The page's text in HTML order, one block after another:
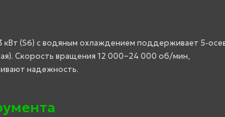
кВт (S6) с водяным охлаждением поддерживает 5-
Скорость вращения 12 000–24 000 об/мин,
надежность.